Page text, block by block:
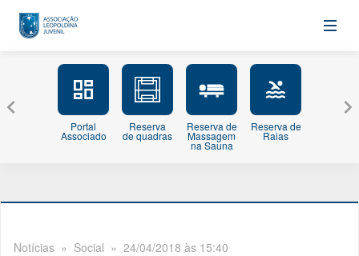
Portal
Associado
Reserva
de quadras
Reserva de
Massagem
na Sauna
Reserva de
Raias
Notícias » Social » 24/04/2018 às 15:40